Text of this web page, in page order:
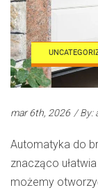
mar 6th, 2026 / By:
Automatyka do
znacząco
możemy